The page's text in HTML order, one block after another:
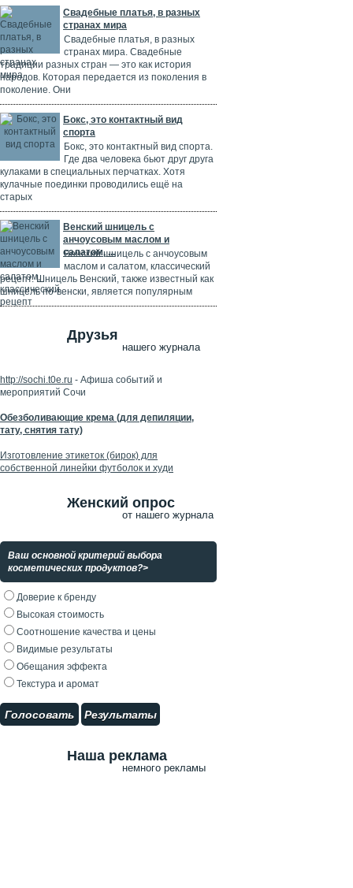
Свадебные платья, в разных
странах мира
Свадебные платья, в разных
странах мира. Свадебные
традиции разных стран — это как история
народов. Которая передается из поколения в
поколение. Они
Бокс, это контактный вид
спорта
Бокс, это контактный вид спорта.
Где два человека бьют друг друга
кулаками в специальных перчатках. Хотя
кулачные поединки проводились ещё на
старых
Венский шницель с
анчоусовым маслом и
салатом, ...
Венский шницель с анчоусовым
маслом и салатом, классический
рецепт. Шницель Венский, также известный как
шницель по-венски, является популярным
Друзья
нашего журнала
http://sochi.t0e.ru - Афиша событий и
мероприятий Сочи
Обезболивающие крема (для депиляции,
тату, снятия тату)
Изготовление этикеток (бирок) для
собственной линейки футболок и худи
Женский опрос
от нашего журнала
Ваш основной критерий выбора
косметических продуктов?>
Доверие к бренду
Высокая стоимость
Соотношение качества и цены
Видимые результаты
Обещания эффекта
Текстура и аромат
Голосовать Результаты
Наша реклама
немного рекламы